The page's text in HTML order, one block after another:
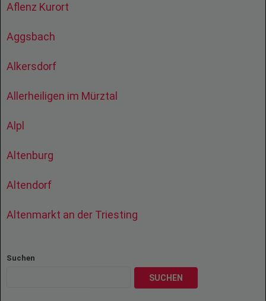
Aflenz Kurort
Aggsbach
Alkersdorf
Allerheiligen im Mürztal
Alpl
Altenburg
Altendorf
Altenmarkt an der Triesting
Suchen
SUCHEN